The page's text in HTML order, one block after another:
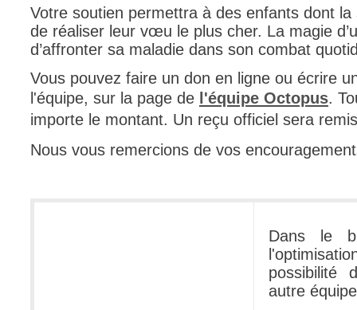
Utilisation
Utilisation
Utilisation
Webinaires
Webtech
WMI
Votre soutien permettra à des enfants dont
de réaliser leur vœu le plus cher. La magie
d’affronter sa maladie dans son combat
Vous pouvez faire un don en ligne ou écrire
l'équipe, sur la page de l'équipe Octopus.
importe le montant. Un reçu officiel sera
Nous vous remercions de vos
Dans le
possibilité
autre